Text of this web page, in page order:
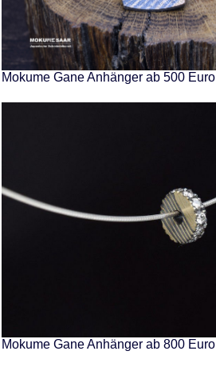
Mokume Gane Anhänger ab 500 Euro
Mokume Gane Anhänger ab 800 Euro